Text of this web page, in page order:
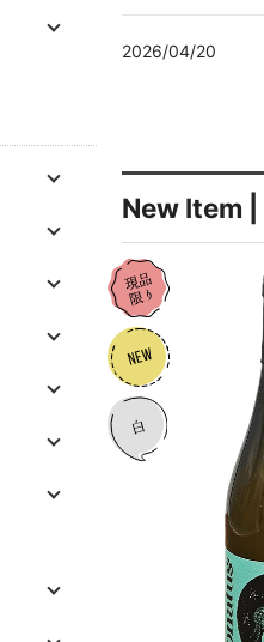
2026/04/20
New Item